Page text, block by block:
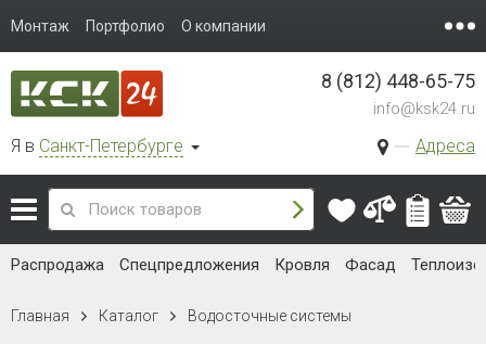
Монтаж Портфолио О компании
Я в Санкт-Петербурге Адреса
8 (812) 448-65-75
info@ksk24.ru
Распродажа Спецпредложения Кровля Фасад
Главная Каталог Водосточные системы